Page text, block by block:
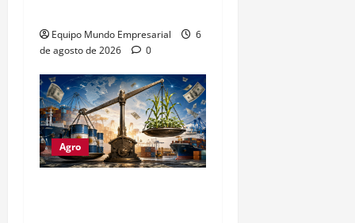
Equipo Mundo Empresarial
6
de agosto de 2026
0
Agro